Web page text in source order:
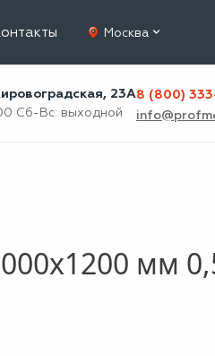
Москва
23А
Сб-Вс: выходной
8 (800)
мм